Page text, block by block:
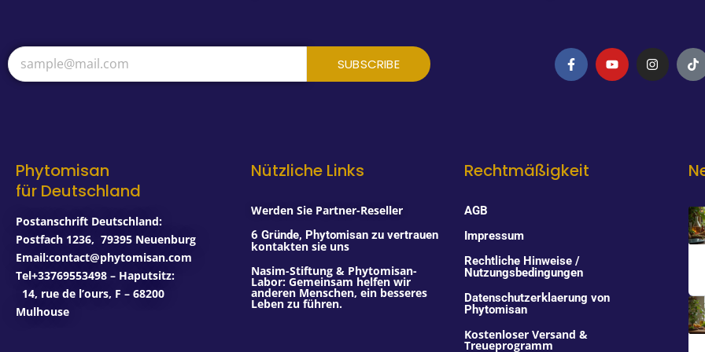
SUBSCRIBE
F
a
c
f
Y
o
u
I
n
s
T
i
k
Phytomisan
für Deutschland
Postanschrift Deutschland:
Postfach 1236, 79395 Neuenburg
Email:contact@phytomisan.com
Tel+33769553498 – Haputsitz:
14, rue de l’ours, F – 68200
Mulhouse
Nützliche Links
Werden Sie Partner-Reseller
6 Gründe, Phytomisan zu vertrauen
kontakten sie uns
Nasim-Stiftung & Phytomisan-
Labor: Gemeinsam helfen wir
anderen Menschen, ein besseres
Leben zu führen.
Rechtmäßigkeit
AGB
Impressum
Rechtliche Hinweise /
Nutzungsbedingungen
Datenschutzerklaerung von
Phytomisan
Kostenloser Versand &
Treueprogramm